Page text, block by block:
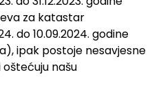
za katastar
do 10.09.2024. godine
ipak postoje nesavjesne
našu